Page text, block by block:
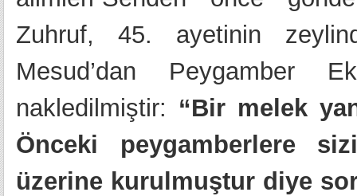
Zuhruf, 45. ayetinin
Mesud’dan Peygamber
nakledilmiştir: “Bir melek
Önceki peygamberlere
üzerine kurulmuştur diye